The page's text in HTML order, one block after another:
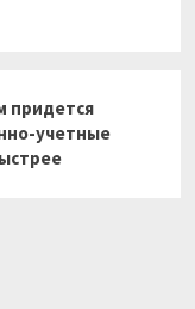
придется
учетные